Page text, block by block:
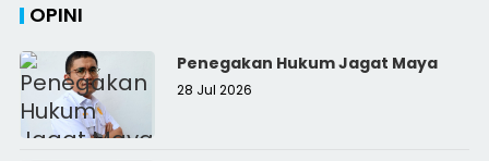
OPINI
Penegakan Hukum Jagat Maya
28 Jul 2026